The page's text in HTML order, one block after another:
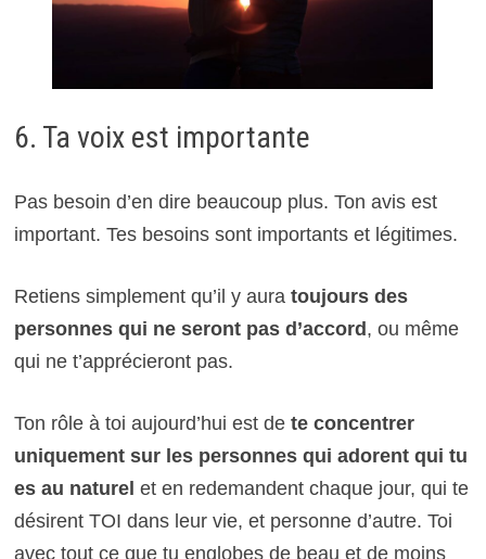
6. Ta voix est importante
Pas besoin d’en dire beaucoup plus. Ton avis est
important. Tes besoins sont importants et légitimes.
Retiens simplement qu’il y aura toujours des
personnes qui ne seront pas d’accord, ou même
qui ne t’apprécieront pas.
Ton rôle à toi aujourd’hui est de te concentrer
uniquement sur les personnes qui adorent qui tu
es au naturel et en redemandent chaque jour, qui te
désirent TOI dans leur vie, et personne d’autre. Toi
avec tout ce que tu englobes de beau et de moins